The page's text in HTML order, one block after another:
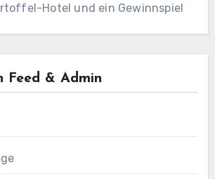
Hotel und ein Gewinnspiel
Feed & Admin